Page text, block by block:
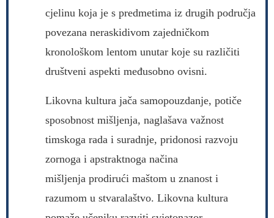
cjelinu koja je s predmetima iz drugih područja
povezana neraskidivom zajedničkom
kronološkom lentom unutar koje su različiti
društveni aspekti međusobno ovisni.
Likovna kultura jača samopouzdanje, potiče
sposobnost mišljenja, naglašava važnost
timskoga rada i suradnje, pridonosi razvoju
zornoga i apstraktnoga načina
mišljenja prodirući maštom u znanost i
razumom u stvaralaštvo. Likovna kultura